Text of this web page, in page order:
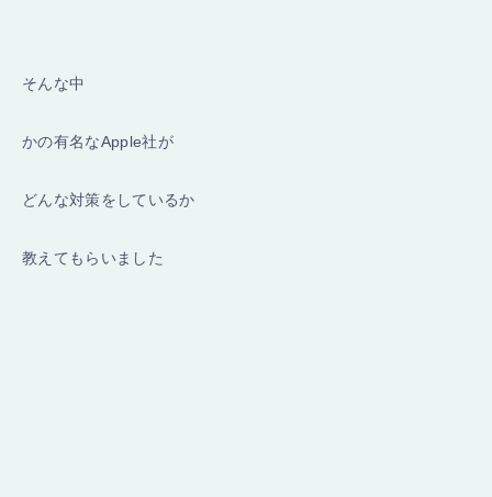
そんな中
かの有名なApple社が
どんな対策をしているか
教えてもらいました